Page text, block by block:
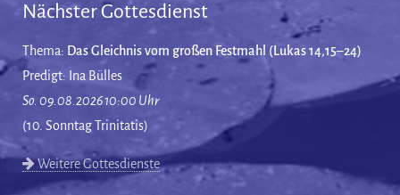
Nächster Gottesdienst
Thema: Das Gleichnis vom großen Festmahl (Lukas 14,15–24)
Predigt: Ina Bülles
So. 09.08.2026 10:00 Uhr
(10. Sonntag Trinitatis)
Weitere Gottesdienste